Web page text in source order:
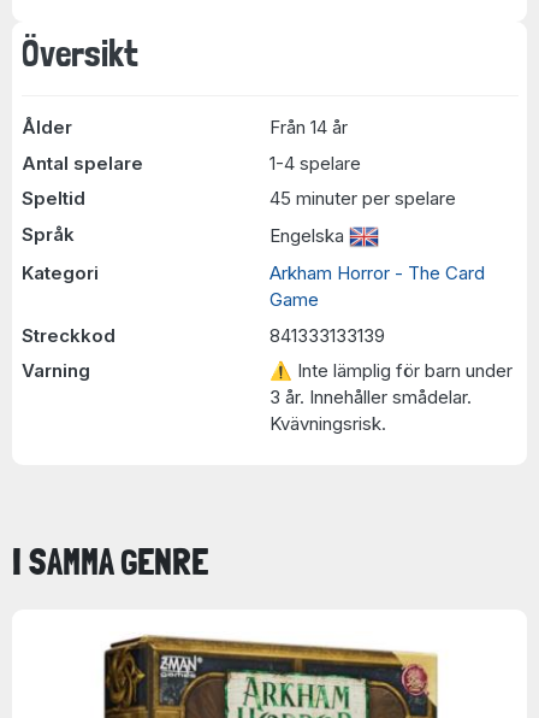
Översikt
Ålder
Från 14 år
Antal spelare
1-4 spelare
Speltid
45 minuter per spelare
Språk
Engelska
Kategori
Arkham Horror - The Card
Game
Streckkod
841333133139
Varning
⚠ Inte lämplig för barn under
3 år. Innehåller smådelar.
Kvävningsrisk.
I SAMMA GENRE